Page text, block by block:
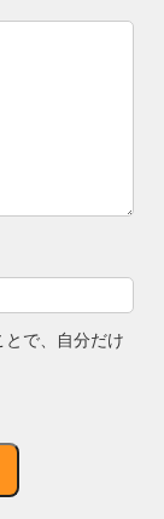
で、自分だけ